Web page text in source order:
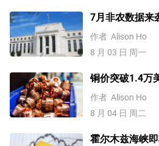
7月非农数据来
息？黄金、美
作者 Alison Ho
8 月 03 日 周一
铜价突破1.4万
来？未来会再创
作者 Alison Ho
8 月 04 日 周二
霍尔木兹海峡